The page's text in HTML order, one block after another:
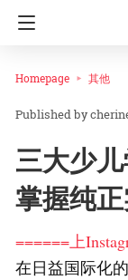
Homepage 其他
三大少
掌握纯
======上
在日益国际化